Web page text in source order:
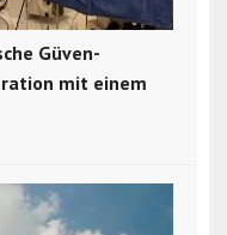
Güven-
mit einem